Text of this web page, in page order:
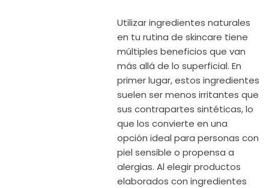
Utilizar ingredientes naturales
en tu rutina de skincare tiene
múltiples beneficios que van
más allá de lo superficial. En
primer lugar, estos ingredientes
suelen ser menos irritantes que
sus contrapartes sintéticas, lo
que los convierte en una
opción ideal para personas con
piel sensible o propensa a
alergias. Al elegir productos
elaborados con ingredientes